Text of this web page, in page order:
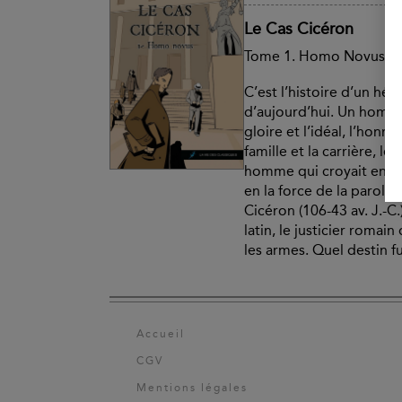
Le Cas Cicéron
Tome 1. Homo Novus
C’est l’histoire d’un
d’aujourd’hui. Un
gloire et l’idéal,
famille et la carrière, le
homme qui croyait en
en la force de la parole :
Cicéron (106-43 av. J.-
latin, le justicier
les armes. Quel destin
Accueil
CGV
Mentions légales